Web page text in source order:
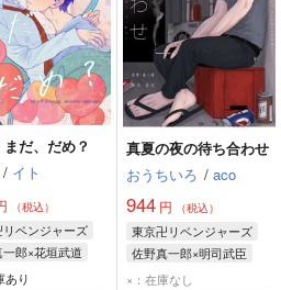
だ、だめ？
/ イト
（税込）
リベンジャーズ
郎×花垣武道
道
あり
真夏の夜の待ち合わせ
おうちいろ / aco
944円 （税込）
東京卍リベンジャーズ
佐野真一郎×明司武臣
佐野真一郎
×：在庫なし